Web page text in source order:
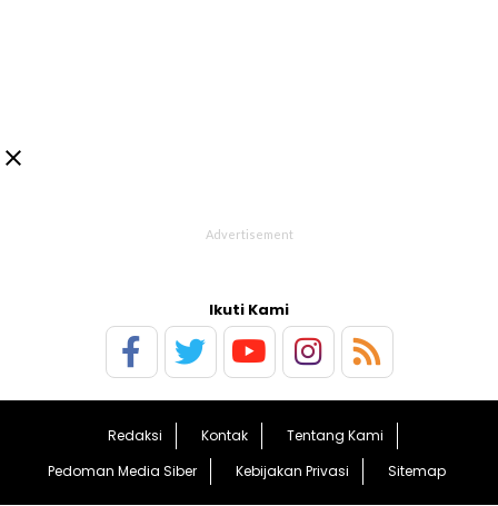

Ikuti Kami
Redaksi Kontak
Tentang Kami
Pedoman Media Siber
Kebijakan Privasi Sitemap